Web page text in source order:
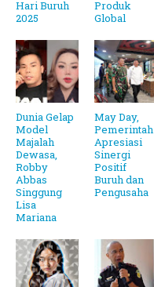
Hari Buruh
2025
Produk
Global
Dunia Gelap
Model
Majalah
Dewasa,
Robby
Abbas
Singgung
Lisa
Mariana
May Day,
Pemerintah
Apresiasi
Sinergi
Positif
Buruh dan
Pengusaha